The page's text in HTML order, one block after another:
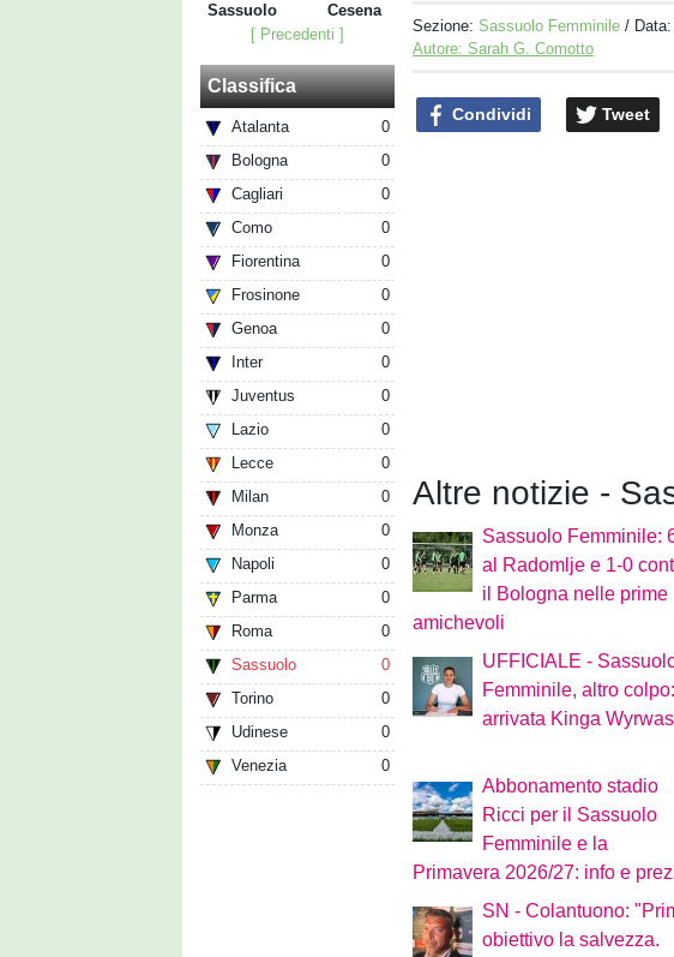
Sassuolo
Cesena
[ Precedenti ]
Classifica
Atalanta
0
Bologna
0
Cagliari
0
Como
0
Fiorentina
0
Frosinone
0
Genoa
0
Inter
0
Juventus
0
Lazio
0
Lecce
0
Milan
0
Monza
0
Napoli
0
Parma
0
Roma
0
Sassuolo
0
Torino
0
Udinese
0
Venezia
0
Sezione:Sassuolo Femminile / Data:
Autore: Sarah G. Comotto
Condividi Tweet
Altre notizie -
Sassuolo Femminile:
al Radomlje e 1-0
il Bologna nelle prime
amichevoli
UFFICIALE -
Femminile, altro
arrivata Kinga
Abbonamento stadio
Ricci per il Sassuolo
Femminile e la
Primavera 2026/27: info e
SN - Colantuono:
obiettivo la salvezza.